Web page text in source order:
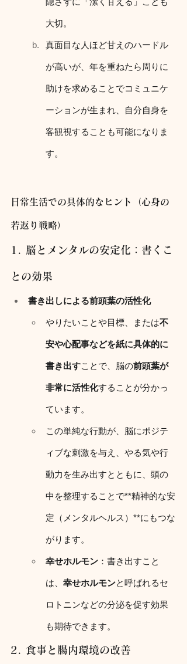
大切。
真面目な人ほど甘えのハードル
が高いが、年を重ねたら周りに
助けを求めることでコミュニケ
ーションが生まれ、自分自身を
客観視することも可能になりま
す。
日常生活での具体的なヒント（心身の
若返り戦略）
1. 脳とメンタルの安定化：書くこ
との効果
書き出しによる前頭葉の活性化
やりたいことや目標、または不
安や心配事などを紙に具体的に
書き出すことで、脳の前頭葉が
非常に活性化することが分かっ
ています。
この単純な行動が、脳にポジテ
ィブな刺激を与え、やる気や行
動力を生み出すとともに、頭の
中を整理することで**精神的な安
定（メンタルヘルス）**にもつな
がります。
幸せホルモン ：書き出すこと
は、 幸せホルモンと呼ばれるセ
ロトニンなどの分泌を促す効果
も期待できます。
2. 食事と腸内環境の改善